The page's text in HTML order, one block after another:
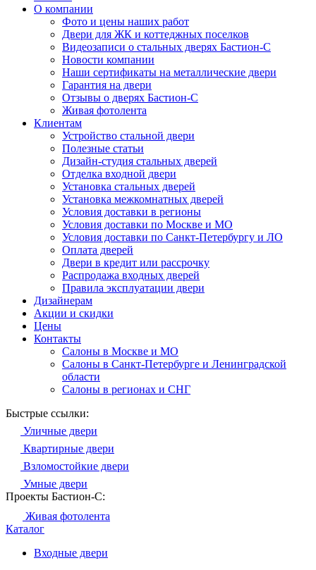
О компании
Фото и цены наших работ
Двери для ЖК и коттеджных поселков
Видеозаписи о стальных дверях Бастион-С
Новости компании
Наши сертификаты на металлические двери
Гарантия на двери
Отзывы о дверях Бастион-С
Живая фотолента
Клиентам
Устройство стальной двери
Полезные статьи
Дизайн-студия стальных дверей
Отделка входной двери
Установка стальных дверей
Установка межкомнатных дверей
Условия доставки в регионы
Условия доставки по Москве и МО
Условия доставки по Санкт-Петербургу и ЛО
Оплата дверей
Двери в кредит или рассрочку
Распродажа входных дверей
Правила эксплуатации двери
Дизайнерам
Акции и скидки
Цены
Контакты
Салоны в Москве и МО
Салоны в Санкт-Петербурге и Ленинградской
области
Салоны в регионах и СНГ
Быстрые ссылки:
Уличные двери
Квартирные двери
Взломостойкие двери
Умные двери
Проекты Бастион-С:
Живая фотолента
Каталог
Входные двери